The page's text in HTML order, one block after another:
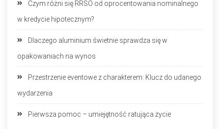
Czym różni się RRSO od oprocentowania nominalnego
w kredycie hipotecznym?
Dlaczego aluminium świetnie sprawdza się w
opakowaniach na wynos
Przestrzenie eventowe z charakterem: Klucz do udanego
wydarzenia
Pierwsza pomoc – umiejętność ratująca życie